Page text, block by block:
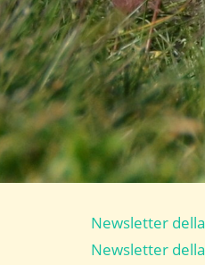
Newsletter
Newsletter